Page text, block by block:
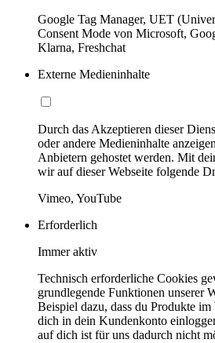
Google Tag Manager, UET
Consent Mode von Microsoft,
Klarna, Freshchat
Externe Medieninhalte
Durch das Akzeptieren dieser
oder andere Medieninhalte
Anbietern gehostet werden. Mit
wir auf dieser Webseite folgende
Vimeo, YouTube
Erforderlich
Immer aktiv
Technisch erforderliche Cookies
grundlegende Funktionen unserer
Beispiel dazu, dass du Produkte
dich in dein Kundenkonto
auf dich ist für uns dadurch nicht